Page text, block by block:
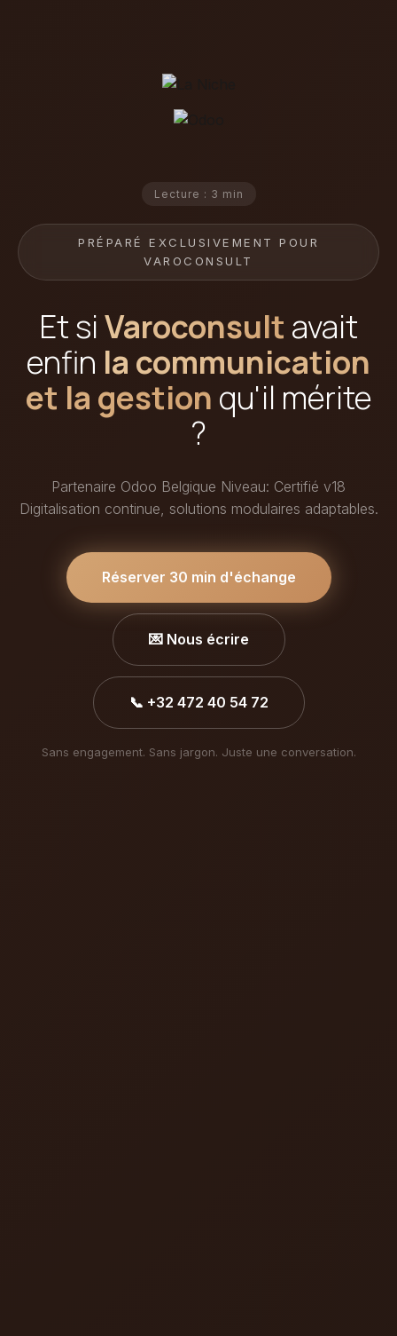
Lecture : 3 min
PRÉPARÉ EXCLUSIVEMENT POUR
VAROCONSULT
Et siVaroconsult avait
enfin la communication
et la gestion qu'il mérite
?
Partenaire Odoo Belgique Niveau: Certifié v18
Digitalisation continue, solutions modulaires adaptables.
Réserver 30 min d'échange
💌 Nous écrire
📞 +32 472 40 54 72
Sans engagement. Sans jargon. Juste une conversation.